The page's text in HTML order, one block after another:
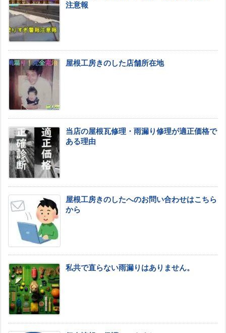
注意報
屋根工房きのした店舗所在地
当店の屋根瓦修理・雨漏り修理が適正価格で
ある理由
屋根工房きのしたへのお問い合わせはこちら
から
私共で直らない雨漏りはありません。